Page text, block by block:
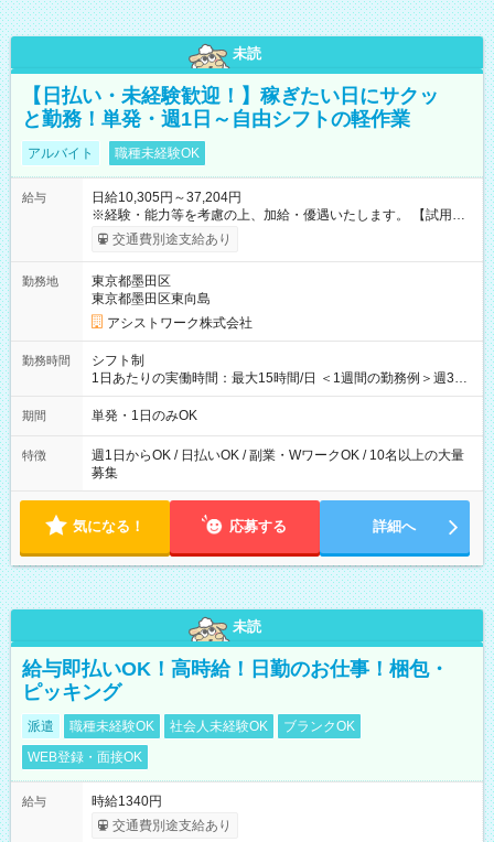
未読
【日払い・未経験歓迎！】稼ぎたい日にサクッ
と勤務！単発・週1日～自由シフトの軽作業
アルバイト 職種未経験OK
給与
日給10,305円～37,204円
※経験・能力等を考慮の上、加給・優遇いたします。 【試用期
間】試用期間なし
交通費別途支給あり
勤務地
東京都墨田区
東京都墨田区東向島
アシストワーク株式会社
勤務時間
シフト制
1日あたりの実働時間：最大15時間/日 ＜1週間の勤務例＞週3回
勤務 勤務：月・水・金 休み：火・木・土・日 好きな時にお仕事
可能です！ ※1日あたりの最大実働時間は日勤、夜勤共に勤務し
期間 単発・1日のみOK
特徴
週1日からOK / 日払いOK / 副業・WワークOK / 10名以上の大量
募集
気になる！ 応募する 詳細へ
未読
給与即払いOK！高時給！日勤のお仕事！梱包・
ピッキング
派遣 職種未経験OK 社会人未経験OK
ブランクOK
WEB登録・面接OK
給与
時給1340円
交通費別途支給あり